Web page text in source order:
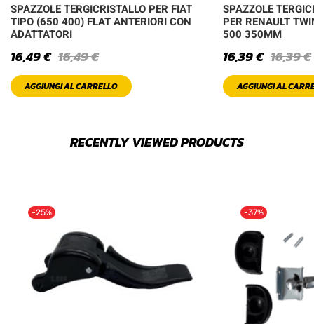
SPAZZOLE TERGICRISTALLO PER FIAT
TIPO (650 400) FLAT ANTERIORI CON
ADATTATORI
16,49€
16,49€
AGGIUNGI AL CARRELLO
SPAZZOLE
PER RENAULT
500 350MM
16,39€
16,39€
AGGIUNGI AL
RECENTLY VIEWED PRODUCTS
-25% -37%